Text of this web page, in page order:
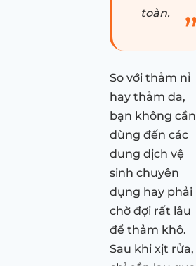
toàn.
So với thảm nỉ
hay thảm da,
bạn không cần
dùng đến các
dung dịch vệ
sinh chuyên
dụng hay phải
chờ đợi rất lâu
để thảm khô.
Sau khi xịt rửa,